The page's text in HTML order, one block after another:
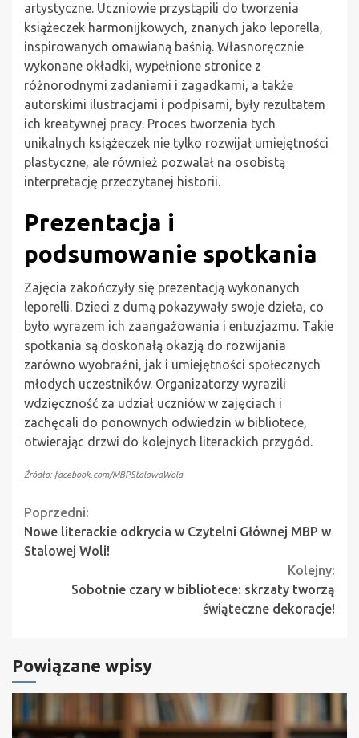
artystyczne. Uczniowie przystąpili do tworzenia
książeczek harmonijkowych, znanych jako leporella,
inspirowanych omawianą baśnią. Własnoręcznie
wykonane okładki, wypełnione stronice z
różnorodnymi zadaniami i zagadkami, a także
autorskimi ilustracjami i podpisami, były rezultatem
ich kreatywnej pracy. Proces tworzenia tych
unikalnych książeczek nie tylko rozwijał umiejętności
plastyczne, ale również pozwalał na osobistą
interpretację przeczytanej historii.
Prezentacja i
podsumowanie spotkania
Zajęcia zakończyły się prezentacją wykonanych
leporelli. Dzieci z dumą pokazywały swoje dzieła, co
było wyrazem ich zaangażowania i entuzjazmu. Takie
spotkania są doskonałą okazją do rozwijania
zarówno wyobraźni, jak i umiejętności społecznych
młodych uczestników. Organizatorzy wyrazili
wdzięczność za udział uczniów w zajęciach i
zachęcali do ponownych odwiedzin w bibliotece,
otwierając drzwi do kolejnych literackich przygód.
Źródło: facebook.com/MBPStalowaWola
Continue
Reading
Poprzedni:
Nowe literackie odkrycia w Czytelni Głównej MBP w
Stalowej Woli!
Kolejny:
Sobotnie czary w bibliotece: skrzaty tworzą
świąteczne dekoracje!
Powiązane wpisy